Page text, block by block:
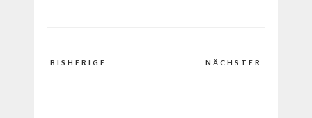
BISHERIGE NÄCHSTER